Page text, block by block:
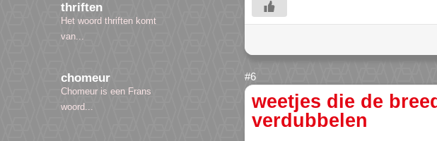
thriften
Het woord thriften komt
van...
chomeur
Chomeur is een Frans
woord...
weetjes die de
verdubbelen